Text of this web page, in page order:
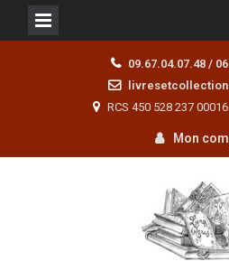
09.67.04.07.48 /
RCS 450 528 237
Mon